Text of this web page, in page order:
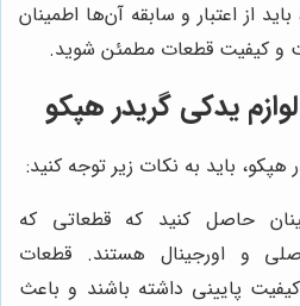
از اعتبار و سابقه آن‌ها اطمینان
و کیفیت قطعات مطمئن شوید.
یدکی گریدر هپکو
هپکو، باید به نکات زیر توجه کنید:
حاصل کنید که قطعاتی که
و اورجینال هستند. قطعات
پایینی داشته باشند و باعث